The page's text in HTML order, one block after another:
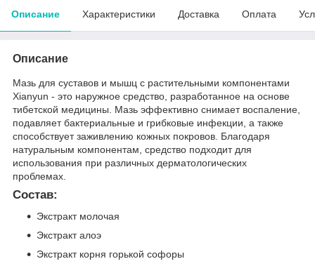
Описание Характеристики Доставка Оплата
Описание
Мазь для суставов и мышц с растительными компонентами
Xianyun - это наружное средство, разработанное на основе
тибетской медицины. Мазь эффективно снимает воспаление,
подавляет бактериальные и грибковые инфекции, а также
способствует заживлению кожных покровов. Благодаря
натуральным компонентам, средство подходит для
использования при различных дерматологических
проблемах.
Состав:
Экстракт молочая
Экстракт алоэ
Экстракт корня горькой софоры